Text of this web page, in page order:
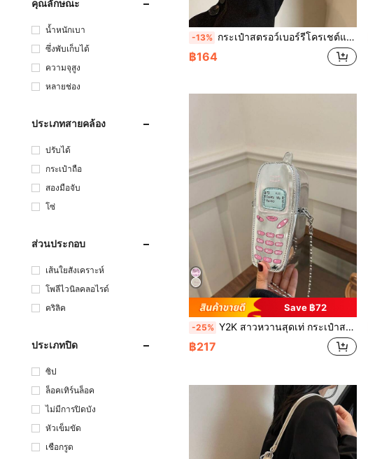
คุณลักษณะ
น้ำหนักเบา
ซึ่งพับเก็บได้
ความจุสูง
หลายช่อง
ประเภทสายคล้อง
ปรับได้
กระเป๋าถือ
สองมือจับ
โซ่
ส่วนประกอบ
เส้นใยสังเคราะห์
โพลีไวนิลคลอไรด์
คริลิค
ประเภทปิด
ซิป
ล็อคเทิร์นล็อค
ไม่มีการปิดบัง
หัวเข็มขัด
เชือกรูด
-13% กระเป๋าสตรอว์เบอร์รีโครเชต์แฮนด์เมด, กระเป๋าไหมพรมถักแบบไขว้กลวงดีไซน์ไม่ซ้ำใคร, กระเป๋าใส่เหรียญน่ารักและหวาน
฿164
Save ฿72
-25% Y2K สาวหวานสุดเท่ กระเป๋าสะพายข้างแฟชั่นสร้างสรรค์ส่วนบุคคลสำหรับผู้หญิง กระเป๋าใส่โทรศัพท์ กระเป๋าใส่เหรียญใหม่ปี 2024 กระเป๋าสะพายข้างมีโซ่ วันวาเลนไทน์
฿217